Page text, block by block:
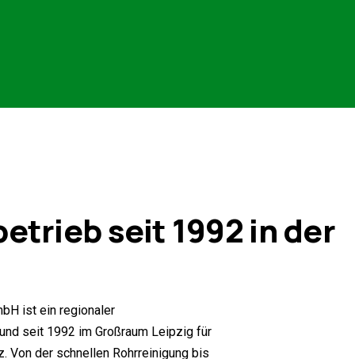
seit 1992 in der
ist ein regionaler
seit 1992 im Großraum Leipzig für
Von der schnellen Rohrreinigung bis